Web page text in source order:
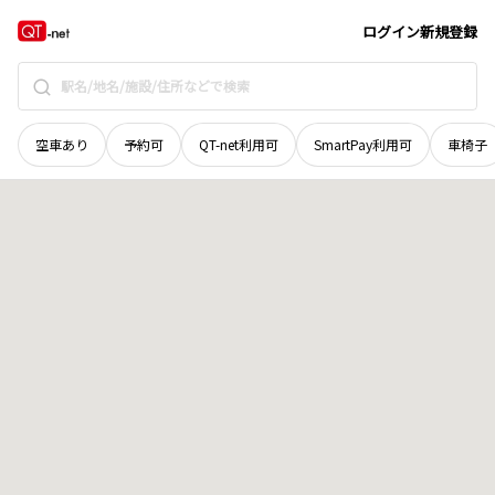
ログイン新規登録
空車あり 予約可 QT-net利用可 SmartPay利用可 車椅子
奈良県